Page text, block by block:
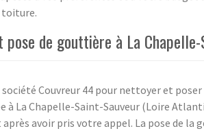
toiture.
pose de gouttière à La
société Couvreur 44 pour nettoyer et
à La Chapelle-Saint-Sauveur (Loire
avoir pris votre appel. La pose de la